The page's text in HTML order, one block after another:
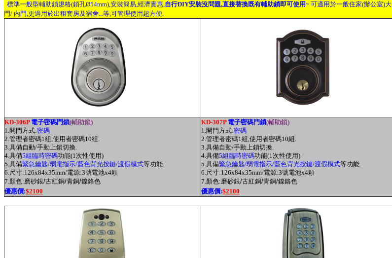
標準一般型輔助鎖規格(鎖孔Ø54mm),安裝簡易,經濟實惠,自行DIY安裝沒問題,直接替換既有輔助鎖即可使用~ 可適用於一般住家(辦公室)大
門/ 內門,更適用於出租套房及宿舍...等,可管理使用超方便.
KD-306P 電子密碼門鎖(輔助鎖)
1.開門方式:密碼
2.管理者密碼1組,使用者密碼10組.
3.具備自動/手動上鎖切換.
4.具備5組臨時密碼功能(1次性使用)
5.具備緊急鑰匙/弱電指示/藍色背光按鍵/渡假模式等功能.
6.尺寸:126x84x35mm/電源:3號電池x4顆
7.顏色:磨砂銀/古紅銅/青銅/鎳鉻色
優惠價:$2100
KD-307P 電子密碼門鎖(輔助鎖)
1.開門方式:密碼
2.管理者密碼1組,使用者密碼10組.
3.具備自動/手動上鎖切換.
4.具備5組臨時密碼功能(1次性使用)
5.具備緊急鑰匙/弱電指示/藍色背光按鍵/渡假模式等功能.
6.尺寸:126x84x35mm/電源:3號電池x4顆
7.顏色:磨砂銀/古紅銅/青銅/鎳鉻色
優惠價:$2100